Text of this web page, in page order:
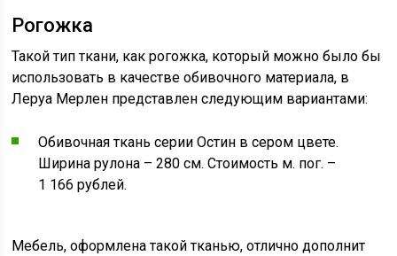
Рогожка
Такой тип ткани, как рогожка, который можно было бы
использовать в качестве обивочного материала, в
Леруа Мерлен представлен следующим вариантами:
Обивочная ткань серии Остин в сером цвете.
Ширина рулона – 280 см. Стоимость м. пог. –
1 166 рублей.
Мебель, оформлена такой тканью, отлично дополнит